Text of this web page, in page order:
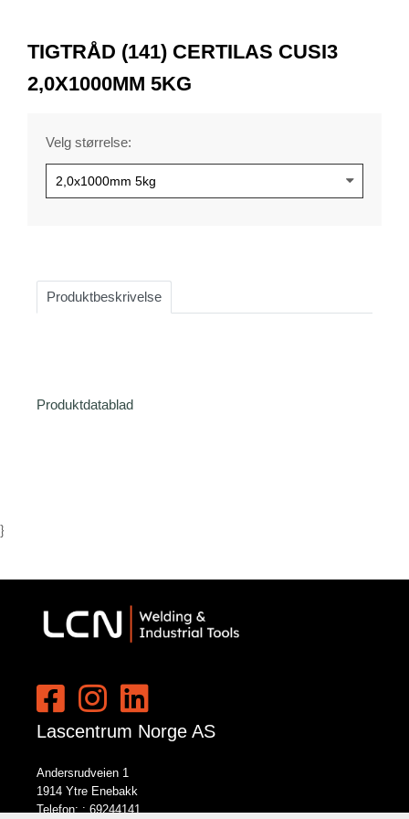
1
TIGTRÅD (141) CERTILAS CUSI3
2,0X1000MM 5KG
Velg størrelse:
Produktbeskrivelse
Produktdatablad
}
Lascentrum Norge AS
Andersrudveien 1
1914 Ytre Enebakk
Telefon: : 69244141